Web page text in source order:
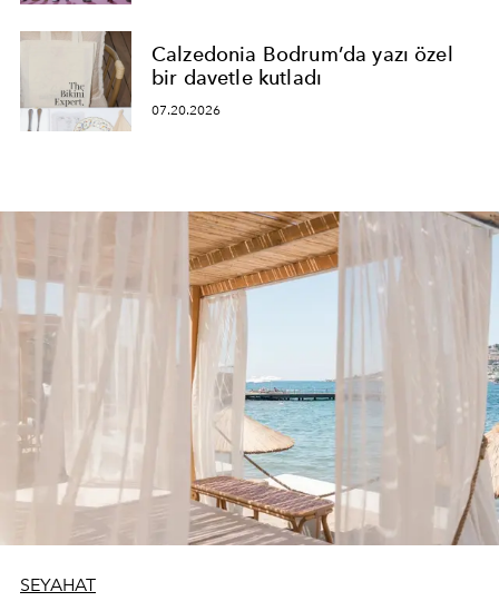
Calzedonia Bodrum’da yazı özel
bir davetle kutladı
07.20.2026
SEYAHAT